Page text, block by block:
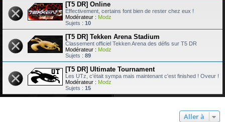
[T5 DR] Online
Effectivement, certains font bien de rester chez eux !
Modérateur : Modz
Sujets : 10
[T5 DR] Tekken Arena Stadium
Classement officiel Tekken Arena des défis sur T5 DR
Modérateur : Modz
Sujets : 89
[T5 DR] Ultimate Tournament
Les UTz, c'était sympa mais maintenant c'est finished ! Oveur !
Modérateur : Modz
Sujets : 15
Aller à